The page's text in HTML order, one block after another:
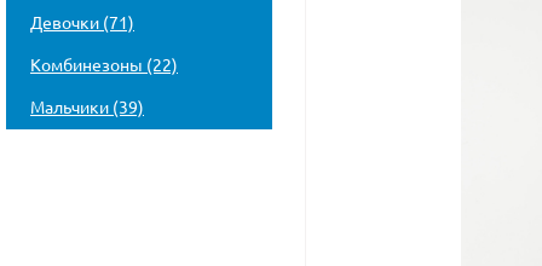
Девочки (71)
Комбинезоны (22)
Мальчики (39)